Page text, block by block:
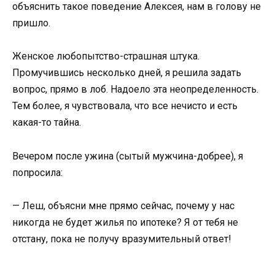
объяснить такое поведение Алексея, нам в голову не
пришло.
Женское любопытство-страшная штука.
Промучившись несколько дней, я решила задать
вопрос, прямо в лоб. Надоело эта неопределенность.
Тем более, я чувствовала, что все нечисто и есть
какая-то тайна.
Вечером после ужина (сытый мужчина-добрее), я
попросила:
— Леш, объясни мне прямо сейчас, почему у нас
никогда не будет жилья по ипотеке? Я от тебя не
отстану, пока не получу вразумительный ответ!